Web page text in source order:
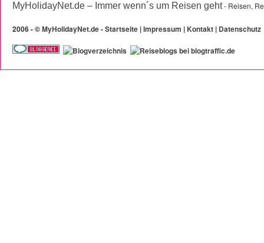
MyHolidayNet.de – Immer wenn´s um Reisen geht- Reisen,
2006 -©MyHolidayNet.de - Startseite |Impressum | Kontakt | Datenschutz